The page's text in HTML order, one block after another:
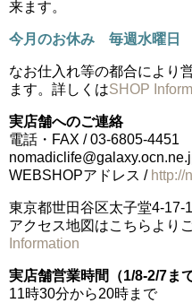
来ます。
今月のお休み 毎週水曜日
なお仕入れ等の都合により
ます。詳しくはSHOP
実店舗へのご連絡
電話・FAX / 03-6805-4451
WEBSHOPアドレス / http://
東京都世田谷区太子堂4-17-
アクセス地図はこちらより
Information
実店舗営業時間（1/8-2/7まで
11時30分から20時まで